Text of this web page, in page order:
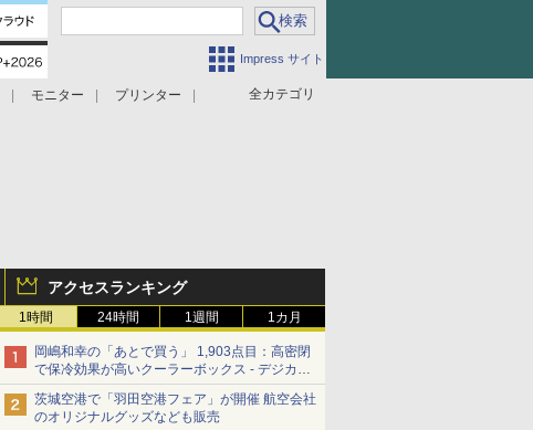
Impress サイト
全カテゴリ
モニター
プリンター
アクセスランキング
1時間 24時間 1週間 1カ月
岡嶋和幸の「あとで買う」 1,903点目：高密閉
で保冷効果が高いクーラーボックス - デジカメ
Watch
茨城空港で「羽田空港フェア」が開催 航空会社
のオリジナルグッズなども販売